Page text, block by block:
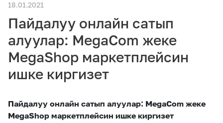
Жеке кардарларга
Ишкердик үчүн
Байланыш
Тарифтер Акциялар Роуминг
18.01.2021
Пайдалуу онлайн сатып
алуулар: MegaCom жеке
MegaShop маркетплейсин
ишке киргизет
Пайдалуу онлайн сатып алуулар: MegaCom жеке
MegaShop маркетплейсин ишке киргизет